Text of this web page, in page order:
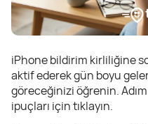
iPhone bildirim kirliliğine
aktif ederek gün boyu
göreceğinizi öğrenin.
ipuçları için tıklayın.